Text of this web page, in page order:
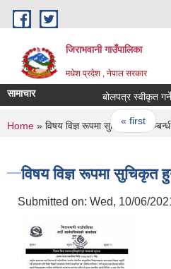
Skip to main content
जिराभवानी गाउँपालिका
मधेश प्रदेश , नेपाल सरकार
सामाचार बोलपत्र स्वीकृत गर्ने
Pages
« first
You are here
Home » विषय विज्ञ रूपमा सुचिकृत हुने
विषय विज्ञ रूपमा सुचिकृत
Submitted on: Wed, 10/06/